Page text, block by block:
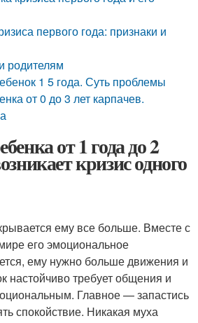
первого года: признаки и
родителям
1 5 года. Суть проблемы
от 0 до 3 лет карпачев.
от 1 года до 2
кризис одного
ему все больше. Вместе с
его эмоциональное
ему нужно больше движения и
настойчиво требует общения и
Главное — запастись
спокойствие. Никакая муха